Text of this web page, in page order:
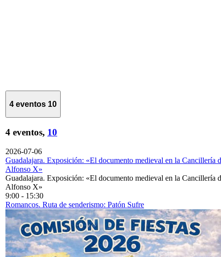
4 eventos 10
4 eventos, 10
2026-07-06
Guadalajara. Exposición: «El documento medieval en la Cancillería
Alfonso X»
Guadalajara. Exposición: «El documento medieval en la Cancillería
Alfonso X»
9:00 - 15:30
Romancos. Ruta de senderismo: Patón Sufre